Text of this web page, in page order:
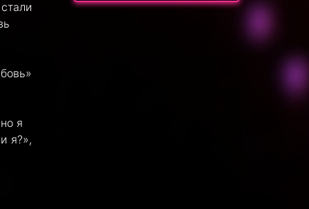
я
я?»,